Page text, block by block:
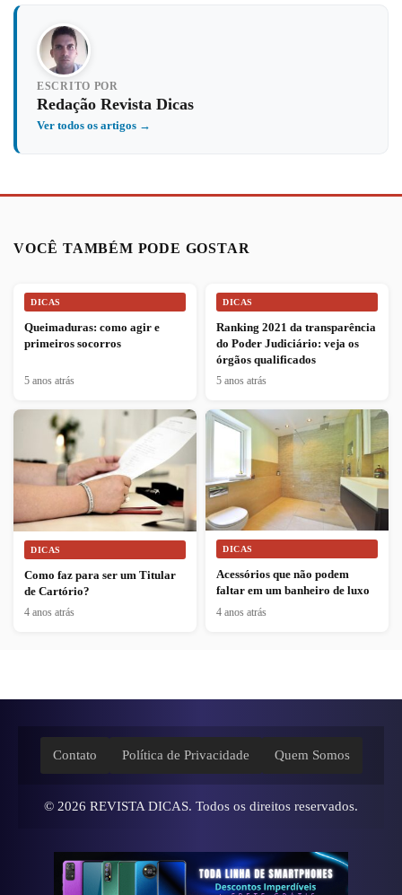
ESCRITO POR
Redação Revista Dicas
Ver todos os artigos →
VOCÊ TAMBÉM PODE GOSTAR
DICAS
Queimaduras: como agir e
primeiros socorros
5 anos atrás
DICAS
Ranking 2021 da transparência
do Poder Judiciário: veja os
órgãos qualificados
5 anos atrás
DICAS
Como faz para ser um Titular
de Cartório?
4 anos atrás
DICAS
Acessórios que não podem
faltar em um banheiro de luxo
4 anos atrás
Contato Política de Privacidade Quem Somos
© 2026 REVISTA DICAS. Todos os direitos reservados.